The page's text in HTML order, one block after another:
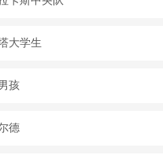
大学生
孩
德